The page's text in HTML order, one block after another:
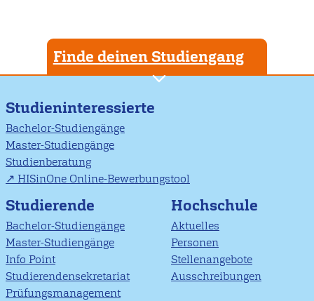
Finde deinen Studiengang
Studieninteressierte
Bachelor-Studiengänge
Master-Studiengänge
Studienberatung
HISinOne Online-Bewerbungstool
Studierende
Bachelor-Studiengänge
Master-Studiengänge
Info Point
Studierendensekretariat
Prüfungsmanagement
Hochschule
Aktuelles
Personen
Stellenangebote
Ausschreibungen